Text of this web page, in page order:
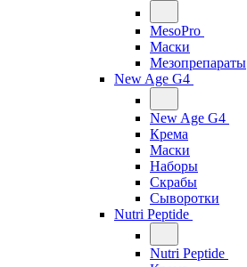
MesoPro
Маски
Мезопрепараты
New Age G4
New Age G4
Крема
Маски
Наборы
Скрабы
Сыворотки
Nutri Peptide
Nutri Peptide